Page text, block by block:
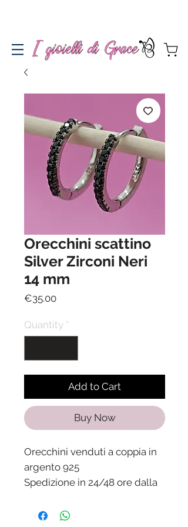
Orecchini scattino
Silver Zirconi Neri
14 mm
€35.00Price
Quantity *
Add to Cart
Buy Now
Orecchini venduti a coppia in
argento 925
Spedizione in 24/48 ore dalla